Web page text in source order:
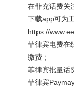
在菲充话费关
下载app可为
https://
菲律宾电费在
缴费；
菲律宾批量话
菲律宾